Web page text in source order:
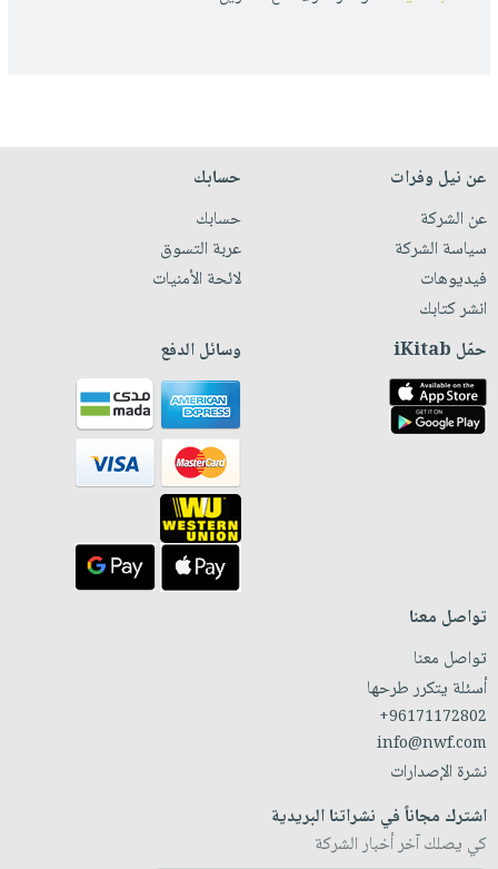
عن نيل وفرات
عن الشركة
سياسة الشركة
فيديوهات
انشر كتابك
حسابك
حسابك
عربة التسوق
لائحة الأمنيات
حمّل iKitab وسائل الدفع
تواصل معنا
تواصل معنا
أسئلة يتكرر طرحها
+96171172802
info@nwf.com
نشرة الإصدارات
اشترك مجاناً في نشراتنا البريدية
كي يصلك آخر أخبار الشركة